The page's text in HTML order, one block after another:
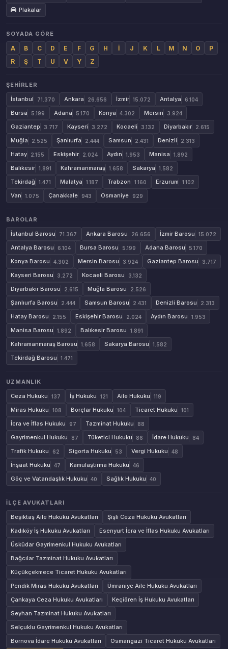
Plakalar
SOYADA GÖRE
A B C D E F G H İ J K L M N O
P
R
Ş T U V Y Z
ŞEHIRLER
İstanbul
71.370 Ankara 26.656 İzmir 15.072 Antalya 6.104
Bursa 5.199 Adana 5.170 Konya 4.302 Mersin 3.924
Gaziantep 3.717 Kayseri 3.272 Kocaeli 3.132 Diyarbakır 2.615
Muğla 2.525 Şanlıurfa 2.444 Samsun 2.431 Denizli 2.313
Hatay 2.155 Eskişehir 2.024 Aydın 1.953 Manisa 1.892
Balıkesir 1.891 Kahramanmaraş 1.658 Sakarya 1.582
Tekirdağ 1.471 Malatya 1.187 Trabzon 1.160 Erzurum 1.102
Van 1.075 Çanakkale 943 Osmaniye 929
BAROLAR
İstanbul Barosu
71.367 Ankara Barosu 26.656 İzmir Barosu 15.072
Antalya Barosu 6.104 Bursa Barosu 5.199 Adana Barosu 5.170
Konya Barosu 4.302 Mersin Barosu 3.924 Gaziantep Barosu 3.717
Kayseri Barosu 3.272 Kocaeli Barosu 3.132
Diyarbakır Barosu 2.615 Muğla Barosu 2.526
Şanlıurfa Barosu 2.444 Samsun Barosu 2.431 Denizli Barosu 2.313
Hatay Barosu 2.155 Eskişehir Barosu 2.024 Aydın Barosu 1.953
Manisa Barosu 1.892 Balıkesir Barosu 1.891
Kahramanmaraş Barosu 1.658 Sakarya Barosu 1.582
Tekirdağ Barosu 1.471
UZMANLIK
Ceza Hukuku
137 İş Hukuku 121 Aile Hukuku 119
Miras Hukuku 108 Borçlar Hukuku 104 Ticaret Hukuku 101
İcra ve İflas Hukuku 97 Tazminat Hukuku 88
Gayrimenkul Hukuku 87 Tüketici Hukuku 86 İdare Hukuku 84
Trafik Hukuku 62 Sigorta Hukuku 53 Vergi Hukuku 48
İnşaat Hukuku 47 Kamulaştırma Hukuku 46
Göç ve Vatandaşlık Hukuku 40 Sağlık Hukuku 40
İLÇE AVUKATLARI
Beşiktaş Aile Hukuku Avukatları
Şişli Ceza Hukuku Avukatları
Kadıköy İş Hukuku Avukatları
Esenyurt İcra ve İflas Hukuku Avukatları
Üsküdar Gayrimenkul Hukuku Avukatları
Bağcılar Tazminat Hukuku Avukatları
Küçükçekmece Ticaret Hukuku Avukatları
Pendik Miras Hukuku Avukatları
Ümraniye Aile Hukuku Avukatları
Çankaya Ceza Hukuku Avukatları
Keçiören İş Hukuku Avukatları
Seyhan Tazminat Hukuku Avukatları
Selçuklu Gayrimenkul Hukuku Avukatları
Bornova İdare Hukuku Avukatları
Osmangazi Ticaret Hukuku Avukatları